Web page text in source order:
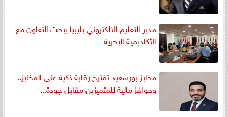
مدير التعليم الإلكتروني بليبيا يبحث التعاون مع
الأكاديمية البحرية
مخابز بورسعيد تقترح رقابة ذكية على المخابز..
وحوافز مالية للمتميزين مقابل جودة...